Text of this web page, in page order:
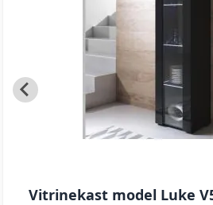
Vitrinekast model Luke